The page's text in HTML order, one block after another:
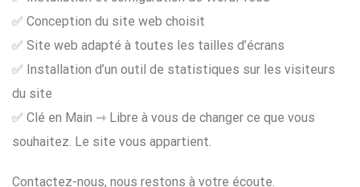
✅ Conception du site web choisit
✅ Site web adapté à toutes les tailles d’écrans
✅ Installation d’un outil de statistiques sur les visiteurs
du site
✅ Clé en Main ⇾ Libre à vous de changer ce que vous
souhaitez. Le site vous appartient.
Contactez-nous, nous restons à votre écoute.